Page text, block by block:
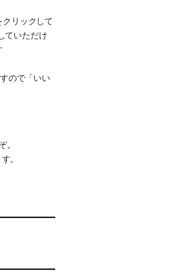
リックして
ていただけ
ので「いい
。
。